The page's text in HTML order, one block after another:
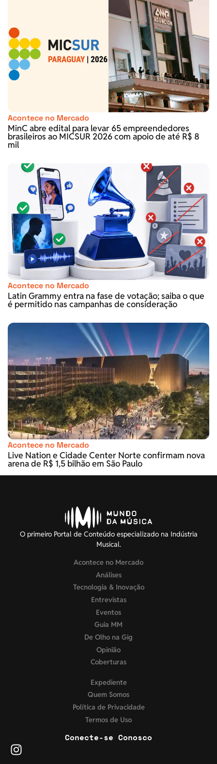
Acontece no Mercado
MinC abre edital para levar 65 empreendedores
brasileiros ao MICSUR 2026 com apoio de até R$ 8
mil
Acontece no Mercado
Latin Grammy entra na fase de votação; saiba o que
é permitido nas campanhas de consideração
Acontece no Mercado
Live Nation e Cidade Center Norte confirmam nova
arena de R$ 1,5 bilhão em São Paulo
O primeiro Portal de Conteúdo especializado na Indústria
Musical.
Acontece no Mercado
Análises
Tecnologia & Inovação
Entrevistas
Eventos
Guia MM
De Olho na Gig
Opinião
Coberturas
Expediente
Quem Somos
Política de Privacidade
Termos de Uso
Conecte-se Conosco